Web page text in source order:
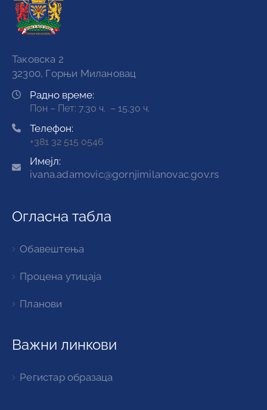
Таковска 2
32300, Горњи Милановац
Радно време:
Пон – Пет: 7.30 ч. – 15.30 ч.
Телефон:
+381 32 515 0546
Имејл:
ivana.adamovic@gornjimilanovac.gov.rs
Огласна табла
Обавештења
Процена утицаја
Планови
Важни линкови
Регистар образаца